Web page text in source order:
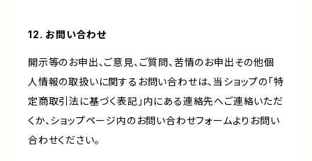
12. お問い合わせ
開示等のお申出、ご意見、ご質問、苦情のお申出その他個
人情報の取扱いに関するお問い合わせは、当ショップの「特
定商取引法に基づく表記」内にある連絡先へご連絡いただ
くか、ショップページ内のお問い合わせフォームよりお問い
合わせください。